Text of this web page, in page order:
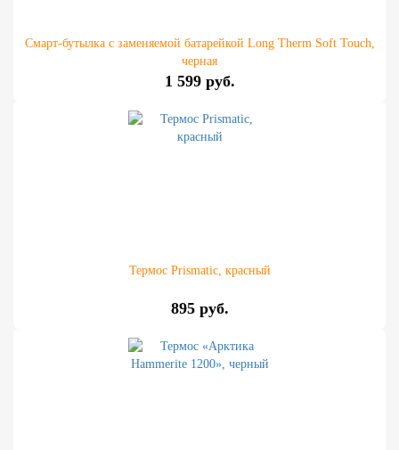
Смарт-бутылка с заменяемой батарейкой Long Therm Soft Touch,
черная
1 599 руб.
Термос Prismatic, красный
895 руб.